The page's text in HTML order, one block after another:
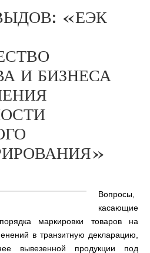
«ЕЭК
И БИЗНЕСА
Вопросы,
касающие
маркировки товаров на
в транзитную декларацию,
вывезенной продукции под